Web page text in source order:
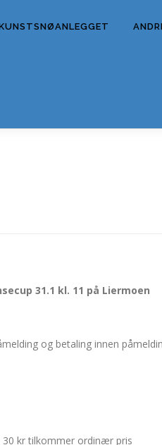
31.1 kl. 11 på Liermoen
og betaling innen
30 kr tilkommer ordinær pris